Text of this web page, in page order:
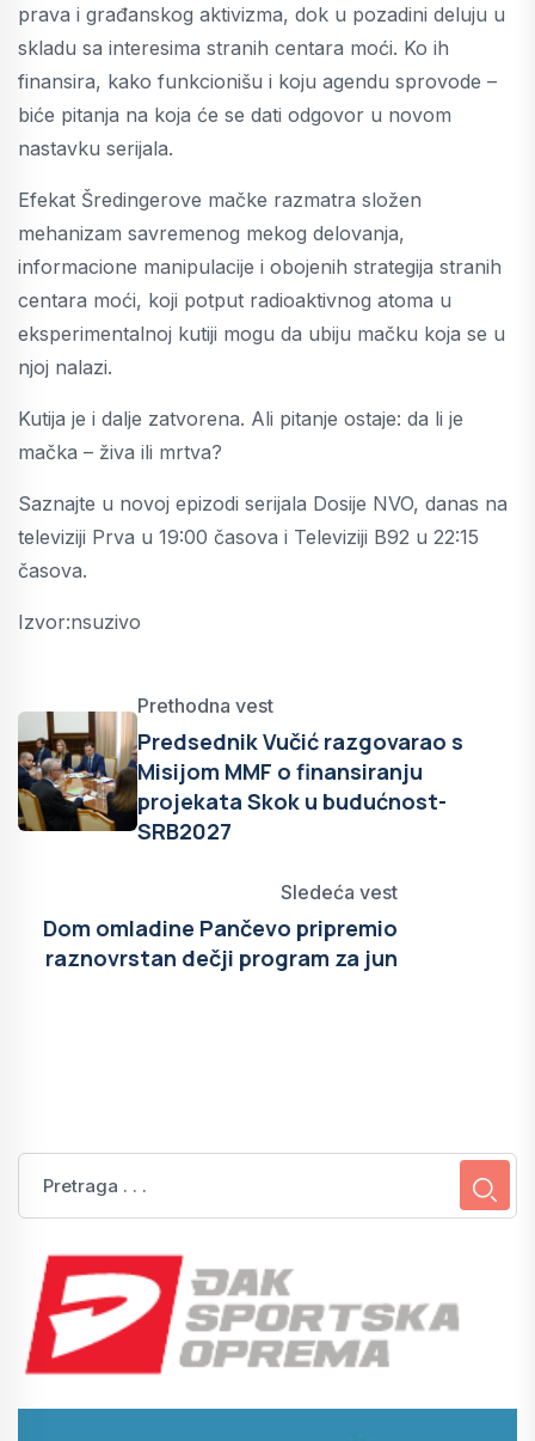
prava i građanskog aktivizma, dok u pozadini deluju u
skladu sa interesima stranih centara moći. Ko ih
finansira, kako funkcionišu i koju agendu sprovode –
biće pitanja na koja će se dati odgovor u novom
nastavku serijala.
Efekat Šredingerove mačke razmatra složen
mehanizam savremenog mekog delovanja,
informacione manipulacije i obojenih strategija stranih
centara moći, koji potput radioaktivnog atoma u
eksperimentalnoj kutiji mogu da ubiju mačku koja se u
njoj nalazi.
Kutija je i dalje zatvorena. Ali pitanje ostaje: da li je
mačka – živa ili mrtva?
Saznajte u novoj epizodi serijala Dosije NVO, danas na
televiziji Prva u 19:00 časova i Televiziji B92 u 22:15
časova.
Izvor:nsuzivo
Prethodna vest
Predsednik Vučić razgovarao s
Misijom MMF o finansiranju
projekata Skok u budućnost-
SRB2027
Sledeća vest
Dom omladine Pančevo pripremio
raznovrstan dečji program za jun